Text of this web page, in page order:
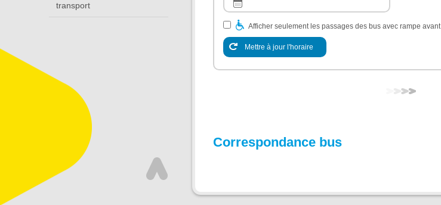
transport
Afficher seulement les passages des bus avec rampe avant
Mettre à jour l'horaire
Correspondance bus